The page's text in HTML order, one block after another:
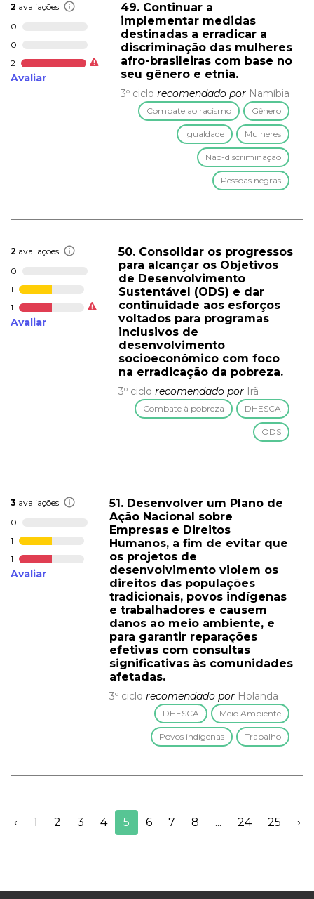
2 avaliações
0
0
2
Avaliar
49. Continuar a
implementar medidas
destinadas a erradicar a
discriminação das mulheres
afro-brasileiras com base no
seu gênero e etnia.
3º ciclo recomendado por Namíbia
Combate ao racismo Gênero
Igualdade Mulheres
Não-discriminação
Pessoas negras
2 avaliações
0
1
1
Avaliar
50. Consolidar os progressos
para alcançar os Objetivos
de Desenvolvimento
Sustentável (ODS) e dar
continuidade aos esforços
voltados para programas
inclusivos de
desenvolvimento
socioeconômico com foco
na erradicação da pobreza.
3º ciclo recomendado por Irã
Combate à pobreza DHESCA
ODS
3 avaliações
0
1
1
Avaliar
51. Desenvolver um Plano de
Ação Nacional sobre
Empresas e Direitos
Humanos, a fim de evitar que
os projetos de
desenvolvimento violem os
direitos das populações
tradicionais, povos indígenas
e trabalhadores e causem
danos ao meio ambiente, e
para garantir reparações
efetivas com consultas
significativas às comunidades
afetadas.
3º ciclo recomendado por Holanda
DHESCA Meio Ambiente
Povos indígenas Trabalho
‹ 1 2 3 4 5 6 7 8 ... 24 25 ›